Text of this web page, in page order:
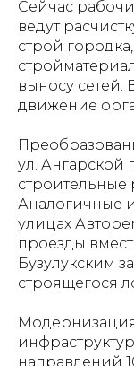
Сейчас
ведут
строй
выносу сетей.
движение
ул. Ангарской
строительные
Аналогичные
улицах
проезды
Бузулукским
строящегося
направлений